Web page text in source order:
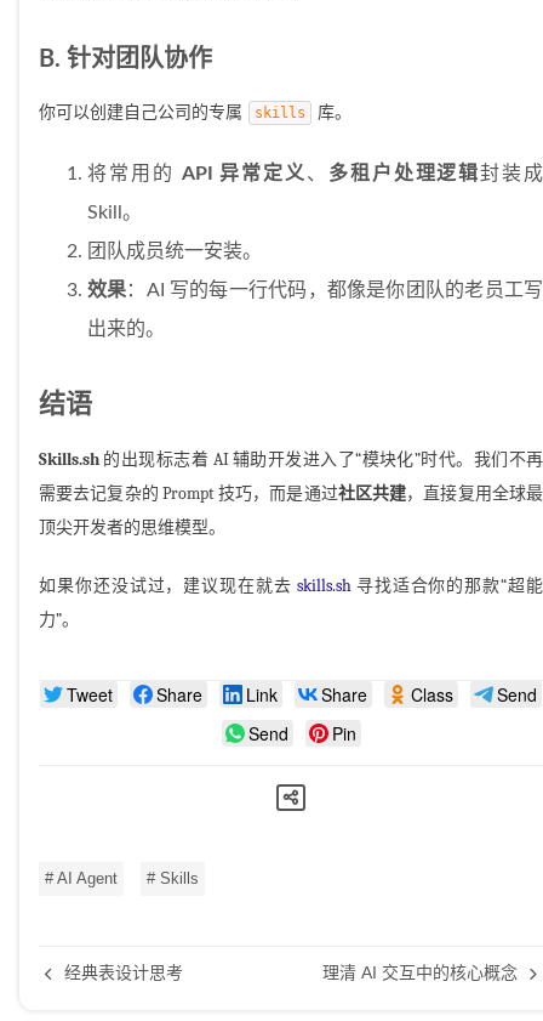
B. 针对团队协作
你可以创建自己公司的专属 skills 库。
将常用的 API 异常定义、 多租户处理逻辑封装成
Skill。
团队成员统一安装。
效果：AI 写的每一行代码，都像是你团队的老员工写
出来的。
结语
Skills.sh 的出现标志着 AI 辅助开发进入了“模块化”时代。我们不再
需要去记复杂的 Prompt 技巧，而是通过社区共建，直接复用全球最
顶尖开发者的思维模型。
如果你还没试过，建议现在就去 skills.sh寻找适合你的那款“超能
力”。
Tweet Share Link Share Class
Send
Send
Pin
# AI Agent # Skills
经典表设计思考 理清 AI 交互中的核心概念